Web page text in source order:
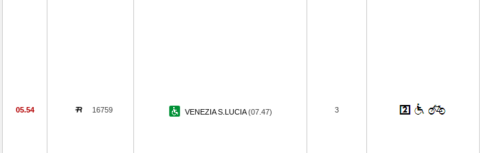
05.54 16759 VENEZIA S.LUCIA(07.47) 3